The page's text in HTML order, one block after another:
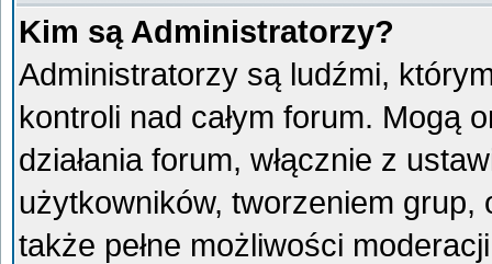
Kim są Administratorzy?
Administratorzy są ludźmi,
kontroli nad całym forum. Mogą
działania forum, włącznie z
użytkowników, tworzeniem
także pełne możliwości